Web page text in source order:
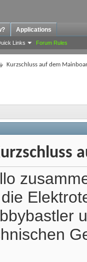
Links Forum Rules
Applications
Kurzschluss auf dem